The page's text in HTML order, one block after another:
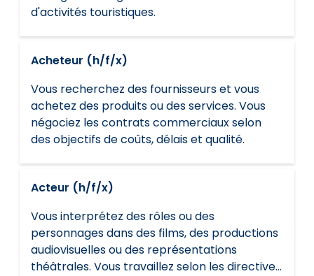
d'activités touristiques.
Acheteur (h/f/x)
Vous recherchez des fournisseurs et vous
achetez des produits ou des services. Vous
négociez les contrats commerciaux selon
des objectifs de coûts, délais et qualité.
Acteur (h/f/x)
Vous interprétez des rôles ou des
personnages dans des films, des productions
audiovisuelles ou des représentations
théâtrales. Vous travaillez selon les directives